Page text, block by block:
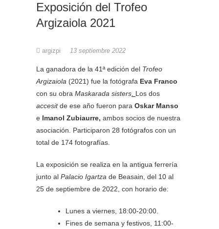
Exposición del Trofeo
Argizaiola 2021
argizpi 13 septiembre 2022
La ganadora de la 41ª edición del Trofeo
Argizaiola (2021) fue la fotógrafa Eva Franco
con su obra Maskarada sisters Los dos
accesitde ese año fueron para Oskar Manso
e Imanol Zubiaurre, ambos socios de nuestra
asociación. Participaron 28 fotógrafos con un
total de 174 fotografías.
La exposición se realiza en la antigua ferrería
junto al Palacio Igartza de Beasain, del 10 al
25 de septiembre de 2022, con horario de:
Lunes a viernes, 18:00-20:00.
Fines de semana y festivos, 11:00-